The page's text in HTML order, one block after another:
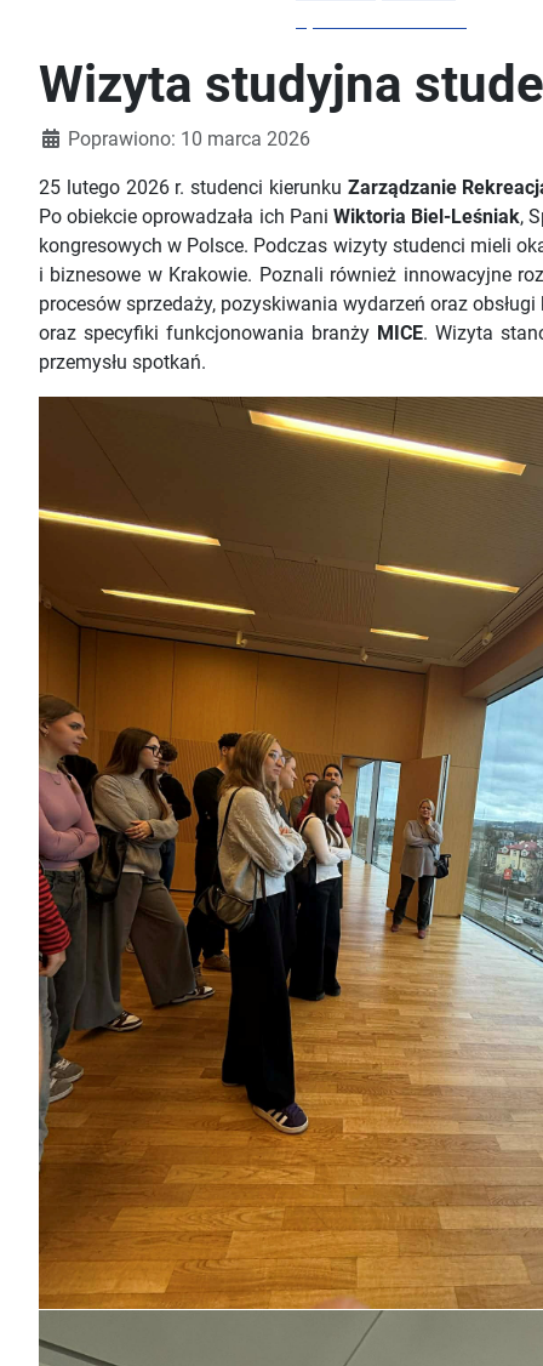
Wizyta studyjna
Szczegóły
Poprawiono: 10 marca 2026
25 lutego 2026 r. studenci kierunku Zarządzanie
Po obiekcie oprowadzała ich Pani Wiktoria Biel-Leśniak,
kongresowych w Polsce. Podczas wizyty studenci mieli
i biznesowe w Krakowie. Poznali również innowacyjne
procesów sprzedaży, pozyskiwania wydarzeń oraz
oraz specyfiki funkcjonowania branży MICE. Wizyta
przemysłu spotkań.